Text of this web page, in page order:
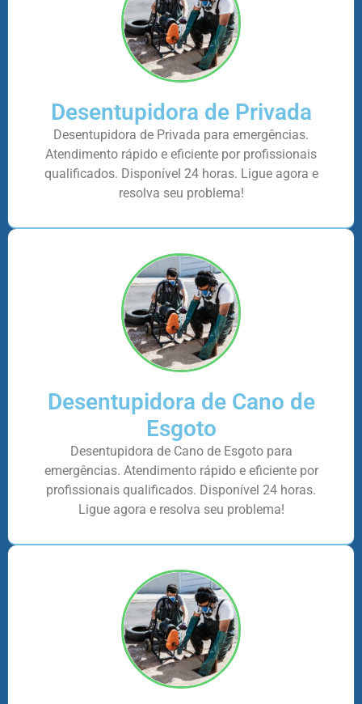
Desentupidora de Privada
Desentupidora de Privada para emergências.
Atendimento rápido e eficiente por profissionais
qualificados. Disponível 24 horas. Ligue agora e
resolva seu problema!
Desentupidora de Cano de
Esgoto
Desentupidora de Cano de Esgoto para
emergências. Atendimento rápido e eficiente por
profissionais qualificados. Disponível 24 horas.
Ligue agora e resolva seu problema!